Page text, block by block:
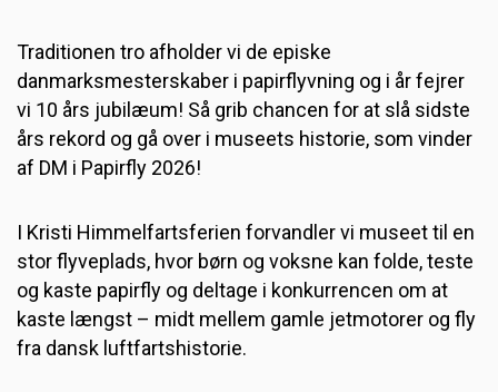
Traditionen tro afholder vi de episke
danmarksmesterskaber i papirflyvning og i år fejrer
vi 10 års jubilæum! Så grib chancen for at slå sidste
års rekord og gå over i museets historie, som vinder
af DM i Papirfly 2026!
I Kristi Himmelfartsferien forvandler vi museet til en
stor flyveplads, hvor børn og voksne kan folde, teste
og kaste papirfly og deltage i konkurrencen om at
kaste længst – midt mellem gamle jetmotorer og fly
fra dansk luftfartshistorie.